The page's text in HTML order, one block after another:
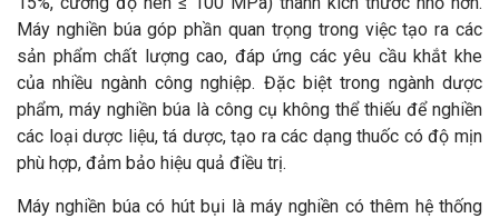
Máy nghiền búa góp phần quan trọng trong việc tạo ra các
sản phẩm chất lượng cao, đáp ứng các yêu cầu khắt khe
của nhiều ngành công nghiệp. Đặc biệt trong ngành dược
phẩm, máy nghiền búa là công cụ không thể thiếu để nghiền
các loại dược liệu, tá dược, tạo ra các dạng thuốc có độ mịn
phù hợp, đảm bảo hiệu quả điều trị.
Máy nghiền búa có hút bụi là máy nghiền có thêm hệ thống